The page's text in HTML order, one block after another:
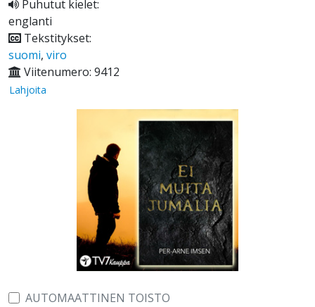
Puhutut kielet:
englanti
Tekstitykset:
suomi, viro
Viitenumero: 9412
Lahjoita
AUTOMAATTINEN TOISTO